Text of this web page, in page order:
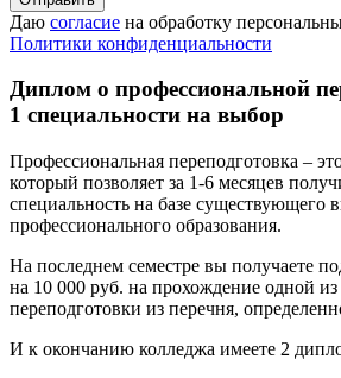
Даю согласие на обработку
Политики конфиденциальности
Диплом о профессиональной
1 специальности на выбор
Профессиональная переподготовка –
который позволяет за 1-6 месяцев
специальность на базе существующего
профессионального образования.
На последнем семестре вы получаете
на 10 000 руб. на прохождение одной
переподготовки из перечня,
И к окончанию колледжа имеете 2